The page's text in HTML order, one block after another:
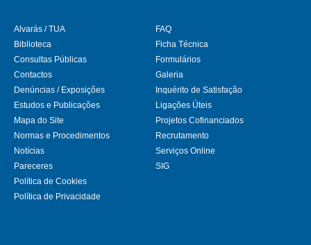
Alvarás / TUA
Biblioteca
Consultas Públicas
Contactos
Denúncias / Exposições
Estudos e Publicações
FAQ
Ficha Técnica
Formulários
Galeria
Inquérito de Satisfação
Ligações Úteis
Mapa do Site
Normas e Procedimentos
Notícias
Pareceres
Política de Cookies
Política de Privacidade
Projetos Cofinanciados
Recrutamento
Serviços Online
SIG